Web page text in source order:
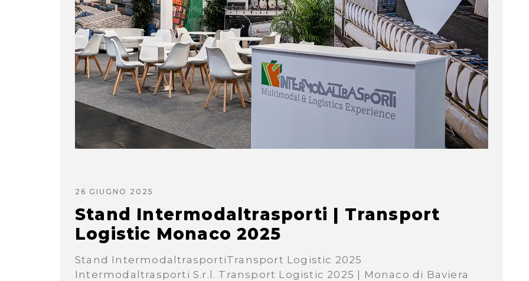
26 GIUGNO 2025
Stand Intermodaltrasporti | Transport
Logistic Monaco 2025
Stand IntermodaltrasportiTransport Logistic 2025
Intermodaltrasporti S.r.l. Transport Logistic 2025 | Monaco di Baviera